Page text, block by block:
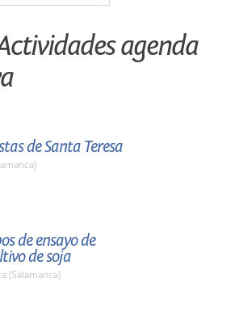
agenda
de Santa Teresa
de ensayo de
de soja
(Salamanca)